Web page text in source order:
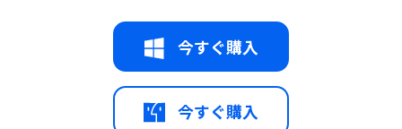
今すぐ購入
今すぐ購入